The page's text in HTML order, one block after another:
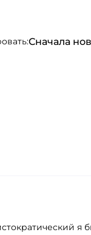
Сначала
я